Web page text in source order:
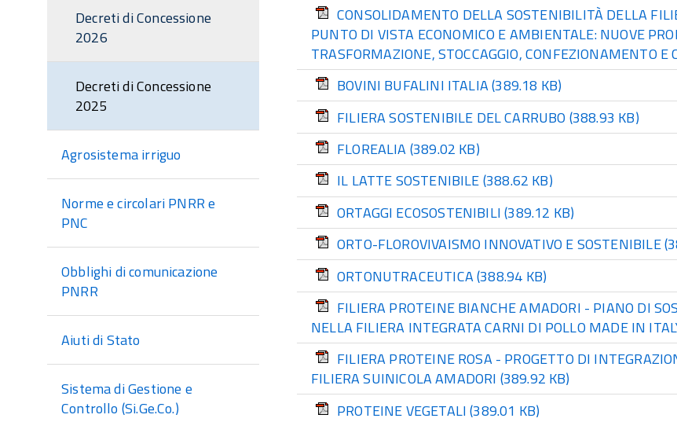
Decreti di Concessione
2026
Decreti di Concessione
2025
Agrosistema irriguo
Norme e circolari PNRR e
PNC
Obblighi di comunicazione
PNRR
Aiuti di Stato
Sistema di Gestione e
Controllo (Si.Ge.Co.)
CONSOLIDAMENTO DELLA SOSTENIBILITÀ DELLA
PUNTO DI VISTA ECONOMICO E AMBIENTALE: NUOVE
TRASFORMAZIONE, STOCCAGGIO, CONFEZIONAMENTO E
BOVINI BUFALINI ITALIA(389.18 KB)
FILIERA SOSTENIBILE DEL CARRUBO (388.93 KB)
FLOREALIA(389.02 KB)
IL LATTE SOSTENIBILE(388.62 KB)
ORTAGGI ECOSOSTENIBILI(389.12 KB)
ORTO-FLOROVIVAISMO INNOVATIVO E SOSTENIBILE
ORTONUTRACEUTICA(388.94 KB)
FILIERA PROTEINE BIANCHE AMADORI - PIANO DI
NELLA FILIERA INTEGRATA CARNI DI POLLO MADE IN
FILIERA PROTEINE ROSA - PROGETTO DI
FILIERA SUINICOLA AMADORI (389.92 KB)
PROTEINE VEGETALI(389.01 KB)